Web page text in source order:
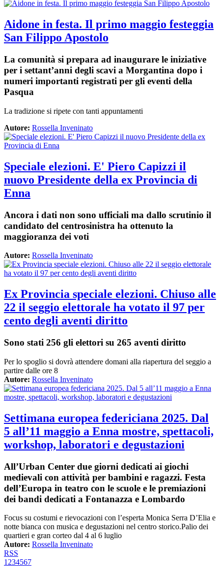
Aidone in festa. Il primo maggio festeggia
San Filippo Apostolo
La comunità si prepara ad inaugurare le iniziative
per i settant’anni degli scavi a Morgantina dopo i
numeri importanti registrati per gli eventi della
Pasqua
La tradizione si ripete con tanti appuntamenti
Autore: Rossella Inveninato
Speciale elezioni. E' Piero Capizzi il
nuovo Presidente della ex Provincia di
Enna
Ancora i dati non sono ufficiali ma dallo scrutinio il
candidato del centrosinistra ha ottenuto la
maggioranza dei voti
Autore: Rossella Inveninato
Ex Provincia speciale elezioni. Chiuso alle
22 il seggio elettorale ha votato il 97 per
cento degli aventi diritto
Sono stati 256 gli elettori su 265 aventi diritto
Per lo spoglio si dovrà attendere domani alla riapertura del seggio a
partire dalle ore 8
Autore: Rossella Inveninato
Settimana europea federiciana 2025. Dal
5 all’11 maggio a Enna mostre, spettacoli,
workshop, laboratori e degustazioni
All’Urban Center due giorni dedicati ai giochi
medievali con attività per bambini e ragazzi. Festa
dell’Europa in teatro con le scuole e le premiazioni
dei bandi dedicati a Fontanazza e Lombardo
Focus su costumi e rievocazioni con l’esperta Monica Serra D’Elia e
notte bianca con musica e degustazioni nel centro storico.Palio dei
quartieri e gran corteo dal 4 al 6 luglio
Autore: Rossella Inveninato
RSS
1234567